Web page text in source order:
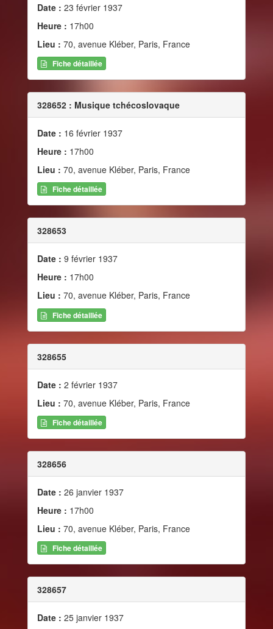
Date : 23 février 1937
Heure : 17h00
Lieu : 70, avenue Kléber, Paris, France
Fiche détaillée
328652 : Musique tchécoslovaque
Date : 16 février 1937
Heure : 17h00
Lieu : 70, avenue Kléber, Paris, France
Fiche détaillée
328653
Date : 9 février 1937
Heure : 17h00
Lieu : 70, avenue Kléber, Paris, France
Fiche détaillée
328655
Date : 2 février 1937
Lieu : 70, avenue Kléber, Paris, France
Fiche détaillée
328656
Date : 26 janvier 1937
Heure : 17h00
Lieu : 70, avenue Kléber, Paris, France
Fiche détaillée
328657
Date : 25 janvier 1937